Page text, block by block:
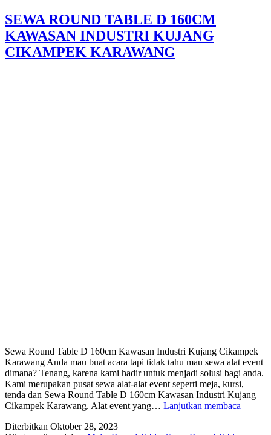
SEWA ROUND TABLE D 160CM
KAWASAN INDUSTRI KUJANG
CIKAMPEK KARAWANG
Sewa Round Table D 160cm Kawasan Industri Kujang Cikampek
Karawang Anda mau buat acara tapi tidak tahu mau sewa alat event
dimana? Tenang, karena kami hadir untuk menjadi solusi bagi anda.
Kami merupakan pusat sewa alat-alat event seperti meja, kursi,
tenda dan Sewa Round Table D 160cm Kawasan Industri Kujang
Cikampek Karawang. Alat event yang… Lanjutkan membaca
Diterbitkan Oktober 28, 2023